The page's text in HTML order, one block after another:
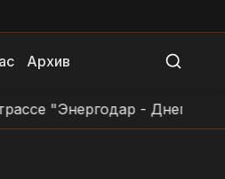
Архив
"Энергодар - Днепровка -